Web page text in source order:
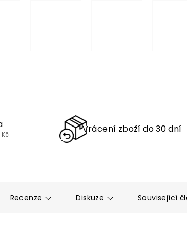
Vrácení zboží do 30 dní
Recenze Diskuze Související